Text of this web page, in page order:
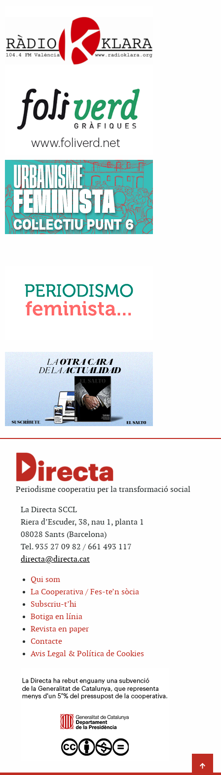
Periodisme cooperatiu per la transformació social
La Directa SCCL
Riera d’Escuder, 38, nau 1, planta 1
08028 Sants (Barcelona)
Tel. 935 27 09 82 / 661 493 117
directa@directa.cat
Qui som
La Cooperativa / Fes-te’n sòcia
Subscriu-t’hi
Botiga en línia
Revista en paper
Contacte
Avis Legal & Política de Cookies